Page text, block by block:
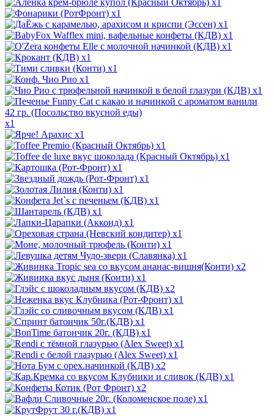
x1
x1
x1
x1
x1
x1
x1
x1
x1
x1
x1
x1
x1
x1
x1
x1
x1
x1
x1
x1
x1
x1
x2
x1
x2
x1
x1
x1
x1
x1
x1
x2
x1
x2
x1
x1